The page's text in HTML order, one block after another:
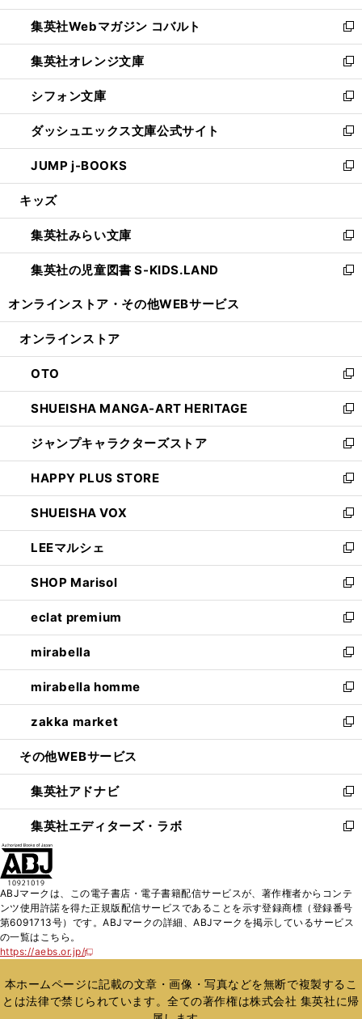
開
く
ウ
で
開
く
ン
ド
ウ
で
開
く
ウ
ィ
ン
ド
ウ
で
開
く
集英社Webマガジン コバルト
新
し
い
ウ
ィ
ン
ド
ウ
で
開
集英社オレンジ文庫
新
し
い
ウ
ィ
ン
ド
ウ
開
く
シフォン文庫
新
し
い
ウ
ィ
ン
ウ
で
開
く
ダッシュエックス文庫公式サイト
新
し
い
ウ
ン
ド
ウ
で
JUMP j-BOOKS
新
し
ウ
ィ
ン
ド
開
キッズ
集英社みらい文庫
新
し
い
ン
ウ
で
開
く
集英社の児童図書 S-KIDS.LAND
新
ウ
ン
ド
ウ
で
開
く
オンラインストア・ その他WEBサービス
オンラインストア
OTO
新
し
い
ウ
ィ
ン
ド
ウ
で
開
く
SHUEISHA MANGA-ART HERITAGE
新
し
い
ウ
ィ
ン
ド
ウ
で
開
く
ジャンプキャラクターズストア
新
し
い
ウ
ィ
ン
ド
ウ
で
開
く
HAPPY PLUS STORE
新
し
い
ウ
ィ
ン
ド
ウ
で
開
く
SHUEISHA VOX
新
し
い
ウ
ィ
ン
ド
ウ
で
開
く
LEEマルシェ
新
し
い
ウ
ィ
ン
ド
ウ
で
開
く
SHOP Marisol
新
し
い
ウ
ィ
ン
ド
ウ
で
開
eclat premium
新
し
い
ウ
ィ
ン
ド
ウ
開
く
mirabella
新
し
い
ウ
ィ
ン
ウ
で
開
く
mirabella homme
新
し
い
ウ
ン
ド
ウ
で
zakka market
新
し
ウ
ィ
ン
ド
く
その他WEBサービス
集英社アドナビ
新
し
い
ド
ウ
で
集英社エディターズ・ラボ
新
ィ
ン
ド
開
く
ABJマークは、この電子書店・電子書籍配信サービスが、著作権者からコンテ
ンツ使用許諾を得た正規版配信サービスであることを示す登録商標（登録番号
第6091713号）です。ABJマークの詳細、ABJマークを掲示しているサービス
の一覧はこちら。
https://aebs.or.jp/
新
い
ウ
ィ
本ホームページに記載の文章・画像・写真などを無断で複製するこ
とは法律で禁じられています。全ての著作権は株式会社 集英社に帰